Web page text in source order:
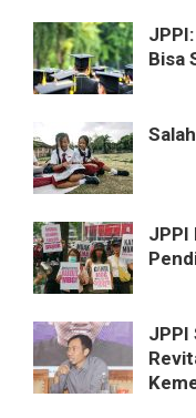
Bisa
JPPI
JPPI